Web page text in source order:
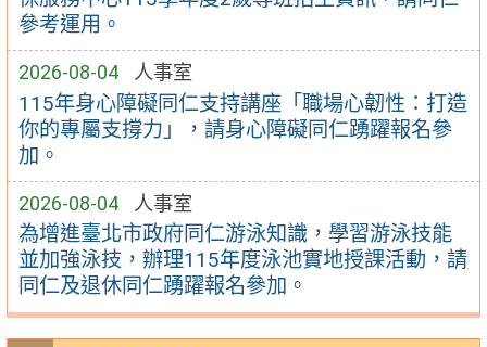
參考運用。
2026-08-04 人事室
115年身心障礙同仁支持講座「職場心韌性：打造
你的專屬支撐力」，請身心障礙同仁踴躍報名參
加。
2026-08-04 人事室
為增進臺北市政府同仁游泳知識，學習游泳技能
並加強泳技，辦理115年度泳池實地授課活動，請
同仁及退休同仁踴躍報名參加。